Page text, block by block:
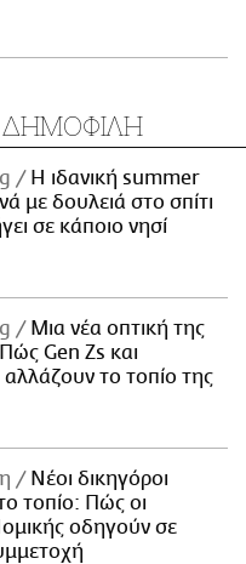
ΔΗΜΟΦΙΛΗ
Η ιδανική summer
με δουλειά στο σπίτι
σε κάποιο νησί
Μια νέα οπτική της
Gen Zs και
το τοπίο της
Νέοι δικηγόροι
τοπίο: Πώς οι
οδηγούν σε